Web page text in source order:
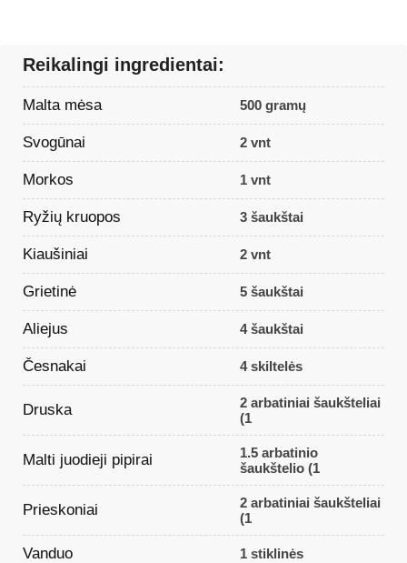
Reikalingi ingredientai:
Malta mėsa 500 gramų
Svogūnai 2 vnt
Morkos 1 vnt
Ryžių kruopos 3 šaukštai
Kiaušiniai 2 vnt
Grietinė 5 šaukštai
Aliejus 4 šaukštai
Česnakai 4 skiltelės
Druska
2 arbatiniai šaukšteliai
(1
Malti juodieji pipirai
1.5 arbatinio
šaukštelio (1
Prieskoniai
2 arbatiniai šaukšteliai
(1
Vanduo 1 stiklinės